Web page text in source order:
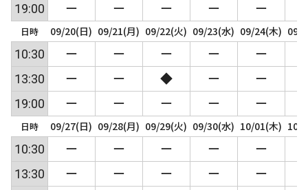
19:00
ー ー ー ー ー
日時 09/20(日) 09/21(月) 09/22(火) 09/23(水) 09/24(木) 09/
10:30 ー ー ー ー ー
13:30
ー ー ◆ ー ー
19:00
ー ー ー ー ー
日時 09/27(日) 09/28(月) 09/29(火) 09/30(水) 10/01(木) 10/
10:30 ー ー ー ー ー
13:30
ー ー ー ー ー